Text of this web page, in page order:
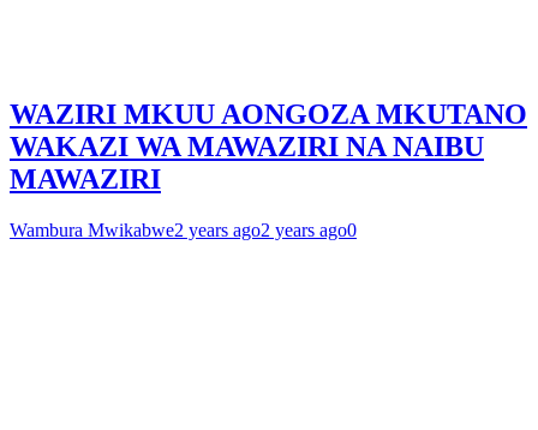
WAZIRI MKUU AONGOZA MKUTANO
WAKAZI WA MAWAZIRI NA NAIBU
MAWAZIRI
Wambura Mwikabwe2 years ago2 years ago0